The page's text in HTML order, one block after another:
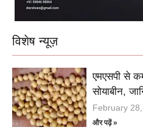
विशेष न्यूज़
एमएसपी से
सोयाबीन,
February
और पढ़ें »